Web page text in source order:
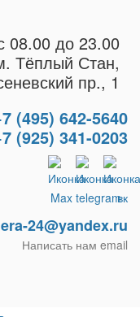
08.00 до 23.00
Тёплый Стан,
пр., 1
(495) 642-5640
(925) 341-0203
24@yandex.ru
Написать нам email